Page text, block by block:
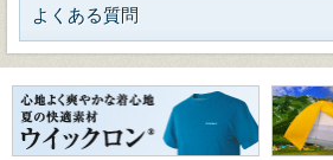
よくある質問